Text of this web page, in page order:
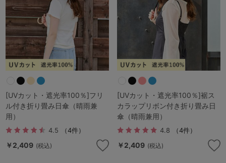
[UVカット・遮光率100％]フリ
ル付き折り畳み日傘（晴雨兼
用）
4.5 （4件）
￥2,409 (税込)
[UVカット・遮光率100％]裾ス
カラップリボン付き折り畳み日
傘（晴雨兼用）
4.8 （4件）
￥2,409 (税込)